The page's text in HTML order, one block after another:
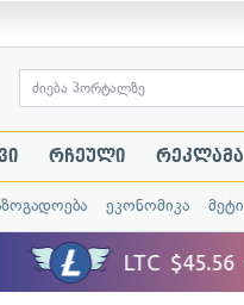
რჩეული რეკლამა
ეკონომიკა მეტი